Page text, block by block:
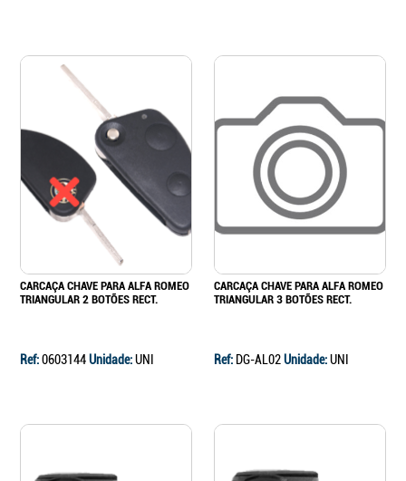
CARCAÇA CHAVE PARA ALFA ROMEO
TRIANGULAR 2 BOTÕES RECT.
Ref:0603144Unidade:UNI
CARCAÇA CHAVE PARA ALFA ROMEO
TRIANGULAR 3 BOTÕES RECT.
Ref: DG-AL02Unidade:UNI